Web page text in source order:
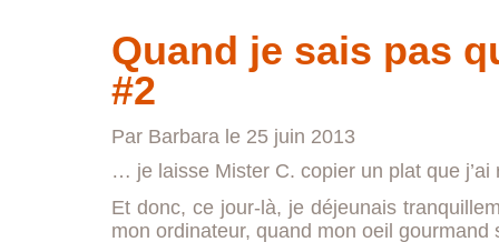
Quand je sais pas
#2
Par Barbara le 25 juin 2013
… je laisse Mister C. copier un plat que
Et donc, ce jour-là, je déjeunais
mon ordinateur, quand mon oeil gourmand